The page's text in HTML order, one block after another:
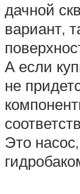
дачной
вариант,
А если
не
Это